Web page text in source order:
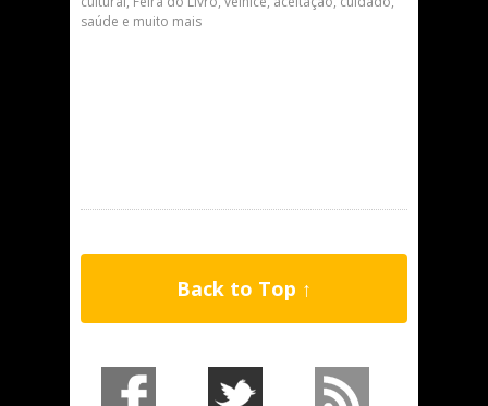
saúde e muito mais
Back to Top ↑